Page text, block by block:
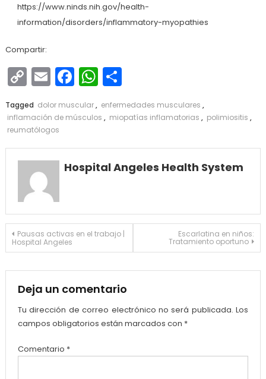
https://www.ninds.nih.gov/health-
information/disorders/inflammatory-myopathies
Compartir:
Copy
Link
EmailFacebook
WhatsApp
Compartir
Tagged dolor muscular, enfermedades musculares ,
inflamación de músculos , miopatías inflamatorias , polimiositis ,
reumatólogos
Hospital Angeles Health System
Navegación
de
Pausas activas en el trabajo |
Hospital Angeles
Escarlatina en niños:
Tratamiento oportuno
Deja un comentario
Tu dirección de correo electrónico no será publicada. Los
campos obligatorios están marcados con *
Comentario *